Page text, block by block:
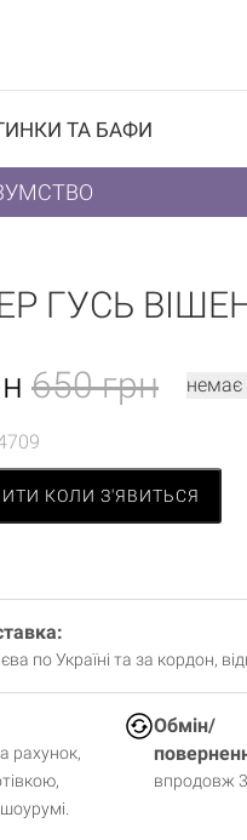
ТА БАФИ
ГУСЬ
650 грн немає
КОЛИ З'ЯВИТЬСЯ
по Україні та за кордон,
рахунок,
Обмін/
впродовж